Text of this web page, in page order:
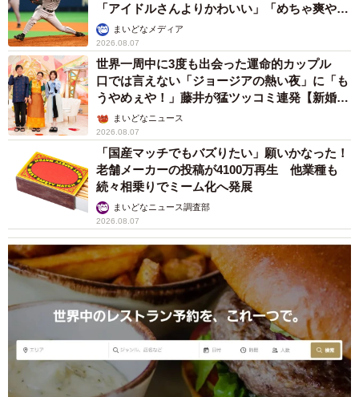
「アイドルさんよりかわいい」「めちゃ爽や
か」まいどなメディア
2026.08.07
世界一周中に3度も出会った運命的カップル
口では言えない「ジョージアの熱い夜」に「も
うやめぇや！」藤井が猛ツッコミ連発【新婚さ
ん】まいどなニュース
2026.08.07
「国産マッチでもバズりたい」願いかなった！
老舗メーカーの投稿が4100万再生 他業種も
続々相乗りでミーム化へ発展
まいどなニュース調査部
2026.08.07